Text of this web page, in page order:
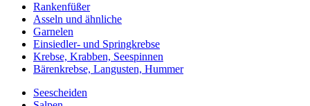
Rankenfüßer
Asseln und ähnliche
Garnelen
Einsiedler- und Springkrebse
Krebse, Krabben, Seespinnen
Bärenkrebse, Langusten, Hummer
Seescheiden